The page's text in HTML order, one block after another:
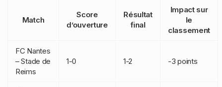
Match
Score
d’ouverture
Résultat
final
Impact sur
le
classement
FC Nantes
– Stade de
Reims
1-0 1-2 -3 points